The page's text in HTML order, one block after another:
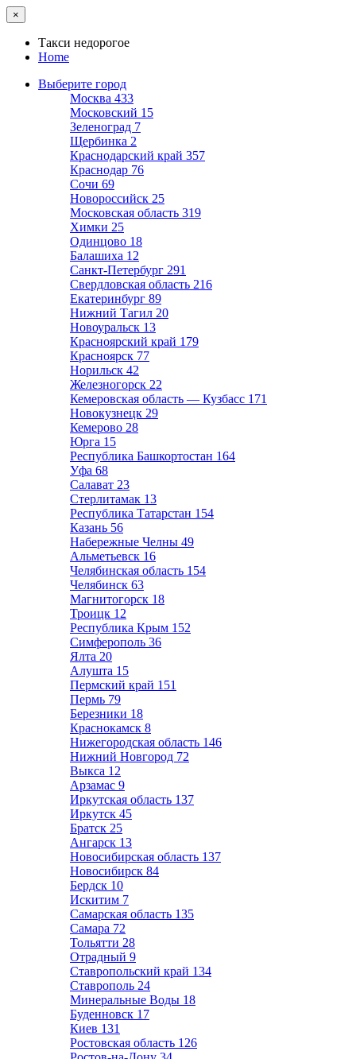
×
Такси недорогое
Home
Выберите город
Москва 433
Московский 15
Зеленоград 7
Щербинка 2
Краснодарский край 357
Краснодар 76
Сочи 69
Новороссийск 25
Московская область 319
Химки 25
Одинцово 18
Балашиха 12
Санкт-Петербург 291
Свердловская область 216
Екатеринбург 89
Нижний Тагил 20
Новоуральск 13
Красноярский край 179
Красноярск 77
Норильск 42
Железногорск 22
Кемеровская область — Кузбасс 171
Новокузнецк 29
Кемерово 28
Юрга 15
Республика Башкортостан 164
Уфа 68
Салават 23
Стерлитамак 13
Республика Татарстан 154
Казань 56
Набережные Челны 49
Альметьевск 16
Челябинская область 154
Челябинск 63
Магнитогорск 18
Троицк 12
Республика Крым 152
Симферополь 36
Ялта 20
Алушта 15
Пермский край 151
Пермь 79
Березники 18
Краснокамск 8
Нижегородская область 146
Нижний Новгород 72
Выкса 12
Арзамас 9
Иркутская область 137
Иркутск 45
Братск 25
Ангарск 13
Новосибирская область 137
Новосибирск 84
Бердск 10
Искитим 7
Самарская область 135
Самара 72
Тольятти 28
Отрадный 9
Ставропольский край 134
Ставрополь 24
Минеральные Воды 18
Буденновск 17
Киев 131
Ростовская область 126